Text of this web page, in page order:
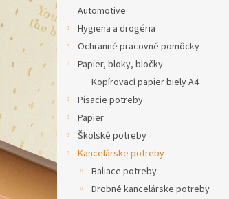
Automotive
Hygiena a drogéria
Ochranné pracovné pomôcky
Papier, bloky, bločky
Kopírovací papier biely A4
Písacie potreby
Papier
Školské potreby
Kancelárske potreby
Baliace potreby
Drobné kancelárske potreby